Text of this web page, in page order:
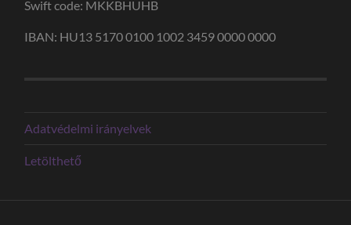
Swift code: MKKBHUHB
IBAN: HU13 5170 0100 1002 3459 0000 0000
Adatvédelmi irányelvek
Letölthető